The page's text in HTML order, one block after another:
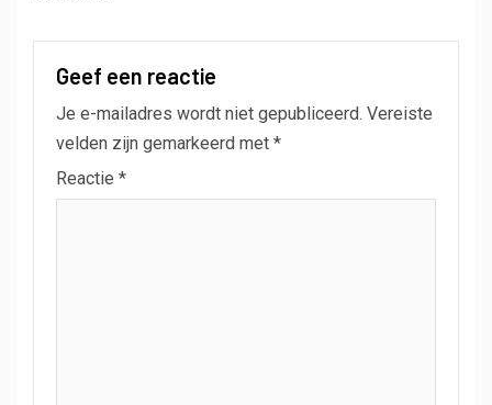
Geef een reactie
Je e-mailadres wordt niet gepubliceerd. Vereiste
velden zijn gemarkeerd met *
Reactie *